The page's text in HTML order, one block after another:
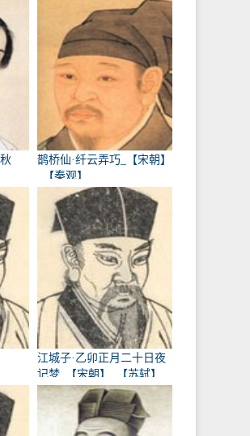
鹊桥仙·纤云弄巧_【宋朝】
_【秦观】
江城子·乙卯正月二十日夜
记梦_【宋朝】_【苏轼】